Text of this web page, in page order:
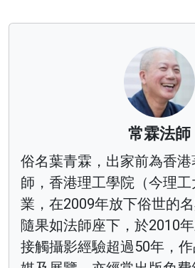
常霖法師
俗名葉青霖，出家前為香
師，香港理工學院（今理
業，在2009年放下俗世的
隨果如法師座下，於2010
接觸攝影經驗超過50年，